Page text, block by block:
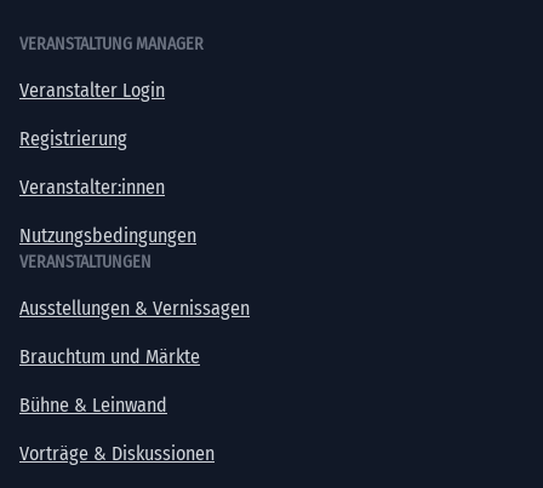
VERANSTALTUNG MANAGER
Veranstalter Login
Registrierung
Veranstalter:innen
Nutzungsbedingungen
VERANSTALTUNGEN
Ausstellungen & Vernissagen
Brauchtum und Märkte
Bühne & Leinwand
Vorträge & Diskussionen